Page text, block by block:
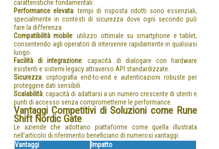
caratteristiche fondamentali:
Performance elevata: tempi di risposta ridotti sono essenziali,
specialmente in contesti di sicurezza dove ogni secondo può
fare la differenza.
Compatibilità mobile: utilizzo ottimale su smartphone e tablet,
consentendo agli operatori di intervenire rapidamente in qualsiasi
luogo.
Facilità di integrazione: capacità di dialogare con hardware
esistenti e sistemi legacy attraverso API standardizzate.
Sicurezza: criptografia end-to-end e autenticazioni robuste per
proteggere dati sensibili.
Scalabilità: capacità di adattarsi a un numero crescente di utenti e
punti di accesso senza comprometterne le performance.
Vantaggi Competitivi di Soluzioni come Rune
Shift Nordic Gate
Le aziende che adottano piattaforme come quella illustrata
nell’articolo di riferimento beneficiano di numerosi vantaggi:
Vantaggi
Impatto